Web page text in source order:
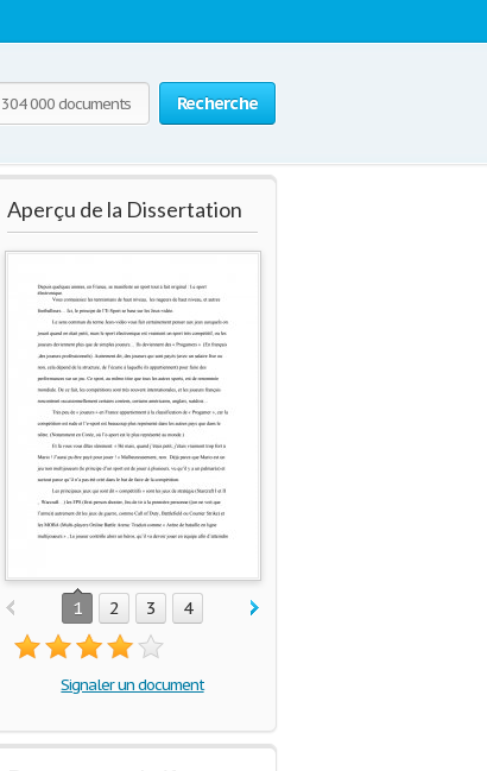
Recherche
Aperçu de la Dissertation
1 2 3 4
Signaler un document